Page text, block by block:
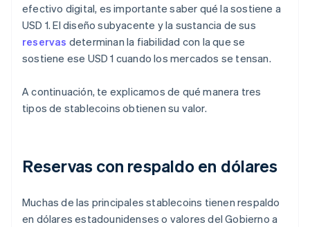
efectivo digital, es importante saber qué la sostiene a
USD 1. El diseño subyacente y la sustancia de sus
reservas determinan la fiabilidad con la que se
sostiene ese USD 1 cuando los mercados se tensan.
A continuación, te explicamos de qué manera tres
tipos de stablecoins obtienen su valor.
Reservas con respaldo en dólares
Muchas de las principales stablecoins tienen respaldo
en dólares estadounidenses o valores del Gobierno a